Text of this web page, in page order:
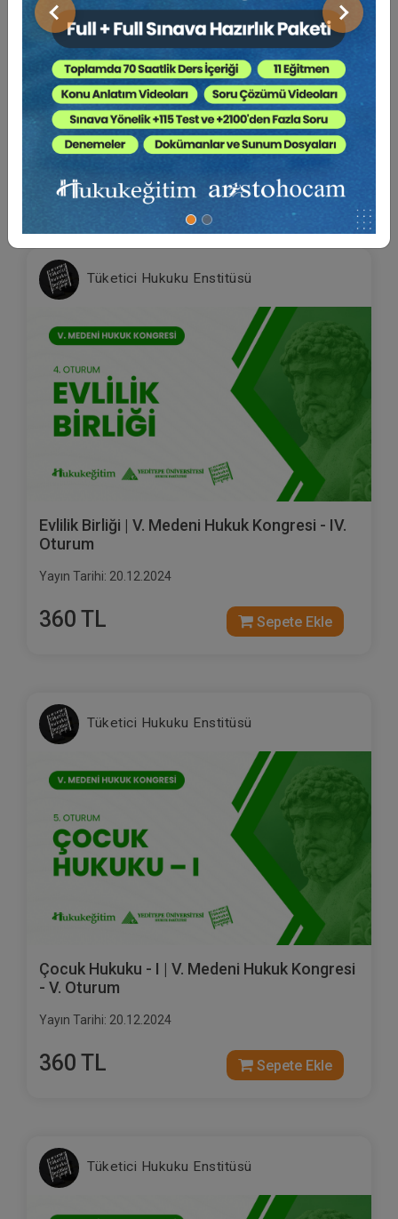
Önceki Sonraki
V. Medeni Hukuk Kongresi - Tüm Oturumlar -
8 Oturum (Toplam 17 Saat)
Yayın Tarihi: 21.12.2023
1920 TL Sepete Ekle
Tüketici Hukuku Enstitüsü
Evlilik Birliği | V. Medeni Hukuk Kongresi - IV.
Oturum
Yayın Tarihi: 20.12.2024
360 TL Sepete Ekle
Tüketici Hukuku Enstitüsü
Çocuk Hukuku - I | V. Medeni Hukuk Kongresi
- V. Oturum
Yayın Tarihi: 20.12.2024
360 TL Sepete Ekle
Tüketici Hukuku Enstitüsü